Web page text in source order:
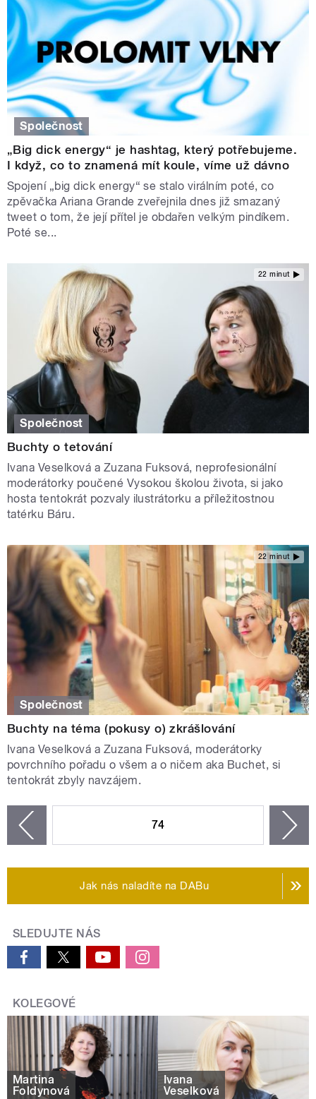
Společnost
„Big dick energy“ je hashtag, který potřebujeme.
I když, co to znamená mít koule, víme už dávno
Spojení „big dick energy“ se stalo virálním poté, co
zpěvačka Ariana Grande zveřejnila dnes již smazaný
tweet o tom, že její přítel je obdařen velkým pindíkem.
Poté se...
22 minut
Společnost
Buchty o tetování
Ivana Veselková a Zuzana Fuksová, neprofesionální
moderátorky poučené Vysokou školou života, si jako
hosta tentokrát pozvaly ilustrátorku a příležitostnou
tatérku Báru.
22 minut
Společnost
Buchty na téma (pokusy o) zkrášlování
Ivana Veselková a Zuzana Fuksová, moderátorky
povrchního pořadu o všem a o ničem aka Buchet, si
tentokrát zbyly navzájem.
74
Jak nás naladíte na DABu
SLEDUJTE NÁS
KOLEGOVÉ
Martina
Foldynová
Ivana
Veselková